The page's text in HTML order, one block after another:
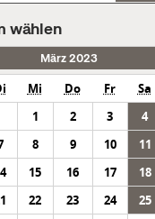
wählen
März 2023
Mi Do Fr Sa
1
2 3 4
8 9 10 11
15 16 17 18
22 23 24 25